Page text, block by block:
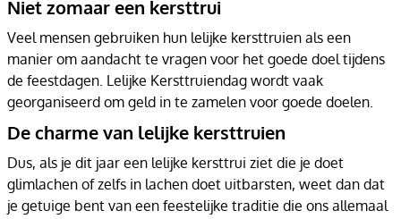
Niet zomaar een kersttrui
Veel mensen gebruiken hun lelijke kersttruien als een
manier om aandacht te vragen voor het goede doel tijdens
de feestdagen. Lelijke Kersttruiendag wordt vaak
georganiseerd om geld in te zamelen voor goede doelen.
De charme van lelijke kersttruien
Dus, als je dit jaar een lelijke kersttrui ziet die je doet
glimlachen of zelfs in lachen doet uitbarsten, weet dan dat
je getuige bent van een feestelijke traditie die ons allemaal